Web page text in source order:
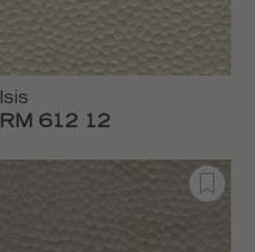
Isis
RM 612 12